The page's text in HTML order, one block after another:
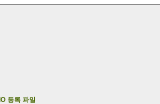
등록 파일